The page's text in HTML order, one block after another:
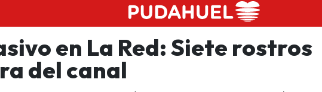
en La Red: Siete rostros
del canal